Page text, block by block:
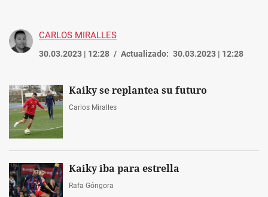
CARLOS MIRALLES
30.03.2023 | 12:28 Actualizado: 30.03.2023 | 12:28
Kaiky se replantea su futuro
Carlos Miralles
Kaiky iba para estrella
Rafa Góngora